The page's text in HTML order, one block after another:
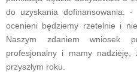
do uzyskania dofinansowania.
ocenieni będziemy rzetelnie i
Naszym zdaniem wniosek
profesjonalny i mamy
przyszłym roku.